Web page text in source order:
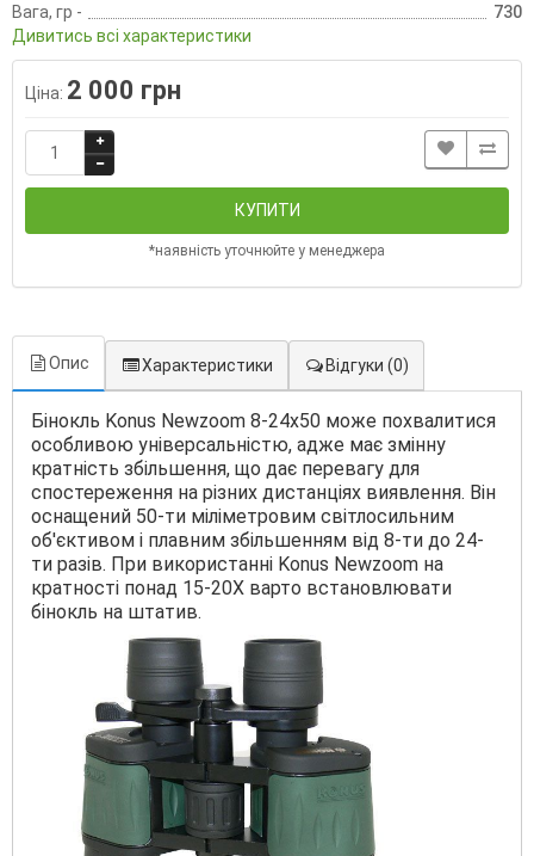
Вага, гр -
730
Дивитись всі характеристики
Ціна: 2 000 грн
КУПИТИ
*наявність уточнюйте у менеджера
Опис Характеристики Відгуки (0)
Бінокль Konus Newzoom 8-24x50 може похвалитися
особливою універсальністю, адже має змінну
кратність збільшення, що дає перевагу для
спостереження на різних дистанціях виявлення. Він
оснащений 50-ти міліметровим світлосильним
об'єктивом і плавним збільшенням від 8-ти до 24-
ти разів. При використанні Konus Newzoom на
кратності понад 15-20Х варто встановлювати
бінокль на штатив.